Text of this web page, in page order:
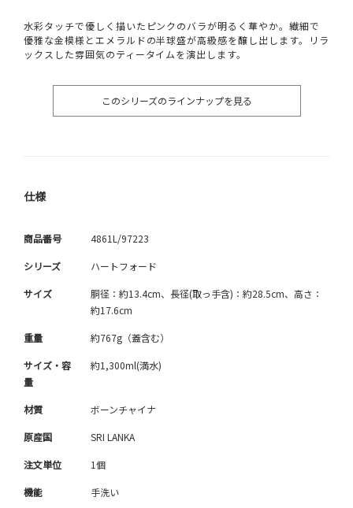
水彩タッチで優しく描いたピンクのバラが明るく華やか。繊細で
優雅な金模様とエメラルドの半球盛が高級感を醸し出します。リラ
ックスした雰囲気のティータイムを演出します。
このシリーズのラインナップを見る
仕様
商品番号 4861L/97223
シリーズ ハートフォード
サイズ
胴径：約13.4cm、長径(取っ手含)：約28.5cm、高さ：
約17.6cm
重量 約767g（蓋含む）
サイズ・容
量
約1,300ml(満水)
材質 ボーンチャイナ
原産国 SRI LANKA
注文単位 1個
機能 手洗い